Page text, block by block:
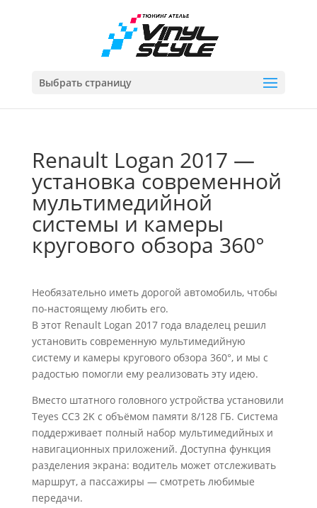
Выбрать страницу
Renault Logan 2017 —
установка современной
мультимедийной
системы и камеры
кругового обзора 360°
Необязательно иметь дорогой автомобиль, чтобы
по-настоящему любить его.
В этот Renault Logan 2017 года владелец решил
установить современную мультимедийную
систему и камеры кругового обзора 360°, и мы с
радостью помогли ему реализовать эту идею.
Вместо штатного головного устройства установили
Teyes CC3 2K с объёмом памяти 8/128 ГБ. Система
поддерживает полный набор мультимедийных и
навигационных приложений. Доступна функция
разделения экрана: водитель может отслеживать
маршрут, а пассажиры — смотреть любимые
передачи.